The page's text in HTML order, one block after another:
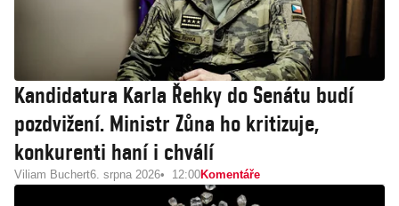
Kandidatura Karla Řehky do Senátu budí
pozdvižení. Ministr Zůna ho kritizuje,
konkurenti haní i chválí
Viliam Buchert6. srpna 2026 12:00Komentáře